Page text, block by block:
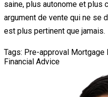
saine, plus autonome et plus
argument de vente qui ne se
est plus pertinent que jamais.
Tags: Pre-approval Mortgage
Financial Advice